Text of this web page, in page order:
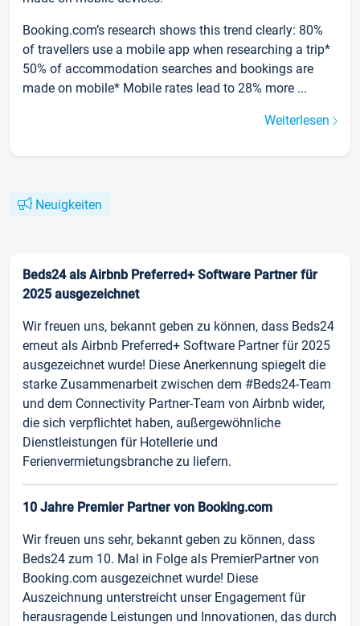
Booking.com’s research shows this trend clearly: 80%
of travellers use a mobile app when researching a trip*
50% of accommodation searches and bookings are
made on mobile* Mobile rates lead to 28% more ...
Weiterlesen
Neuigkeiten
Beds24 als Airbnb Preferred+ Software Partner für
2025 ausgezeichnet
Wir freuen uns, bekannt geben zu können, dass Beds24
erneut als Airbnb Preferred+ Software Partner für 2025
ausgezeichnet wurde! Diese Anerkennung spiegelt die
starke Zusammenarbeit zwischen dem #Beds24-Team
und dem Connectivity Partner-Team von Airbnb wider,
die sich verpflichtet haben, außergewöhnliche
Dienstleistungen für Hotellerie und
Ferienvermietungsbranche zu liefern.
10 Jahre Premier Partner von Booking.com
Wir freuen uns sehr, bekannt geben zu können, dass
Beds24 zum 10. Mal in Folge als PremierPartner von
Booking.com ausgezeichnet wurde! Diese
Auszeichnung unterstreicht unser Engagement für
herausragende Leistungen und Innovationen, das durch